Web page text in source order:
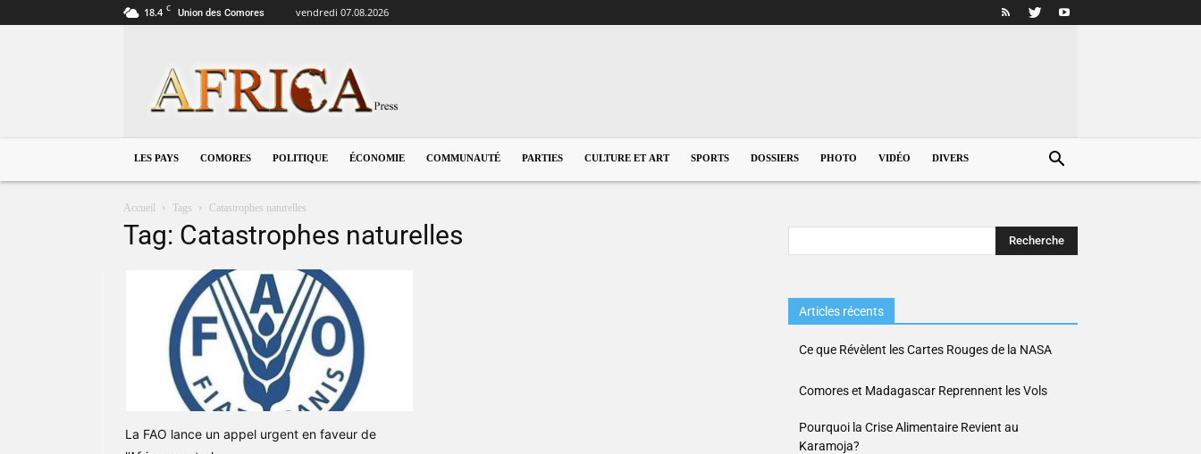
18.4 C Union des Comores vendredi 07.08.2026
LES PAYS COMORES POLITIQUE ÉCONOMIE COMMUNAUTÉ PARTIES CULTURE ET ART SPORTS DOSSIERS PHOTO VIDÉO DIVERS
Accueil Tags Catastrophes naturelles
Tag: Catastrophes naturelles
La FAO lance un appel urgent en faveur de
Articles récents
Ce que Révèlent les Cartes Rouges de la NASA
Comores et Madagascar Reprennent les Vols
Pourquoi la Crise Alimentaire Revient au
Karamoja?